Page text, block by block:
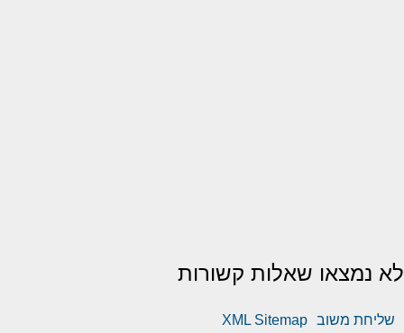
לא נמצאו שאלות קשורות
שליחת משוב XML Sitemap